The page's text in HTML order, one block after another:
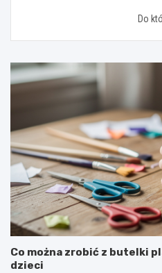
Do
Co można zrobić z butelki
dzieci